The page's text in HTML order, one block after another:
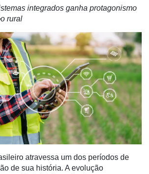
integrados ganha protagonismo
rural
atravessa um dos períodos de
de sua história. A evolução